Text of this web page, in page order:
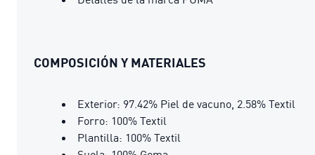
COMPOSICIÓN Y MATERIALES
Exterior: 97.42% Piel de vacuno, 2.58% Textil
Forro: 100% Textil
Plantilla: 100% Textil